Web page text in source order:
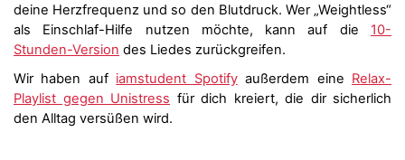
deine Herzfrequenz und so den Blutdruck. Wer „Weightless“
als Einschlaf-Hilfe nutzen möchte, kann auf die 10-
Stunden-Version des Liedes zurückgreifen.
Wir haben auf iamstudent Spotifyaußerdem eine Relax-
Playlist gegen Unistress für dich kreiert, die dir sicherlich
den Alltag versüßen wird.